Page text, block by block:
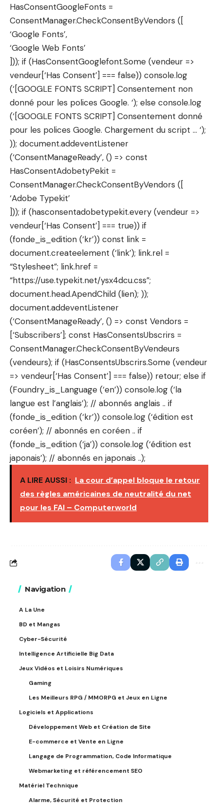
HasConsentGoogleFonts =
ConsentManager.CheckConsentByVendors ([
‘Google Fonts’,
‘Google Web Fonts’
])); if (HasConsentGooglefont.Some (vendeur =>
vendeur[‘Has Consent’] === false)) console.log
(‘[GOOGLE FONTS SCRIPT] Consentement non
donné pour les polices Google. ‘); else console.log
(‘[GOOGLE FONTS SCRIPT] Consentement donné
pour les polices Google. Chargement du script … ‘);
)); document.addeventListener
(‘ConsentManageReady’, () => const
HasConsentAdobetyPekit =
ConsentManager.CheckConsentByVendors ([
‘Adobe Typekit’
])); if (hasconsentadobetypekit.every (vendeur =>
vendeur[‘Has Consent’] === true)) if
(fonde_is_edition (‘kr’)) const link =
document.createelement (‘link’); link.rel =
“Stylesheet”; link.href =
“https://use.typekit.net/ysx4dcu.css”;
document.head.ApendChild (lien); ));
document.addeventListener
(‘ConsentManageReady’, () => const Vendors =
[‘Subscribers’]; const HasConsentsUbscrirs =
ConsentManager.CheckConsentByVendeurs
(vendeurs); if (HasConsentsUbscrirs.Some (vendeur
=> vendeur[‘Has Consent’] === false)) retour; else if
(Foundry_is_Language (‘en’)) console.log (‘la
langue est l’anglais’); // abonnés anglais .. if
(fonde_is_edition (‘kr’)) console.log (‘édition est
coréen’); // abonnés en coréen .. if
(fonde_is_edition (‘ja’)) console.log (‘édition est
japonais’); // abonnés en japonais ..);
A LIRE AUSSI : La cour d’appel bloque le retour
des règles américaines de neutralité du net
pour les FAI – Computerworld
Navigation
A La Une
BD et Mangas
Cyber-Sécurité
Intelligence Artificielle Big Data
Jeux Vidéos et Loisirs Numériques
Gaming
Les Meilleurs RPG / MMORPG et Jeux en Ligne
Logiciels et Applications
Développement Web et Création de Site
E-commerce et Vente en Ligne
Langage de Programmation, Code Informatique
Webmarketing et référencement SEO
Matériel Technique
Alarme, Sécurité et Protection